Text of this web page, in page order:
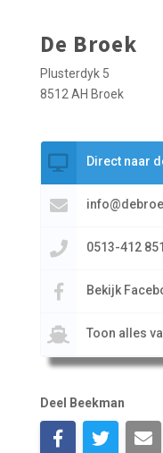
De Broek
Plusterdyk 5
8512 AH Broek
Direct naar
0513-412 851
Bekijk
Toon alles
Deel Beekman